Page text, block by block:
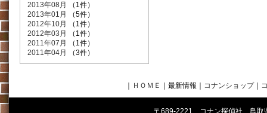
2013年08月
（1件）
2013年01月
（5件）
2012年10月
（1件）
2012年03月
（1件）
2011年07月
（1件）
2011年04月
（3件）
ＨＯＭＥ ｜最新情報 コナンショップ｜
〒689-2221 コナン探偵社 鳥取